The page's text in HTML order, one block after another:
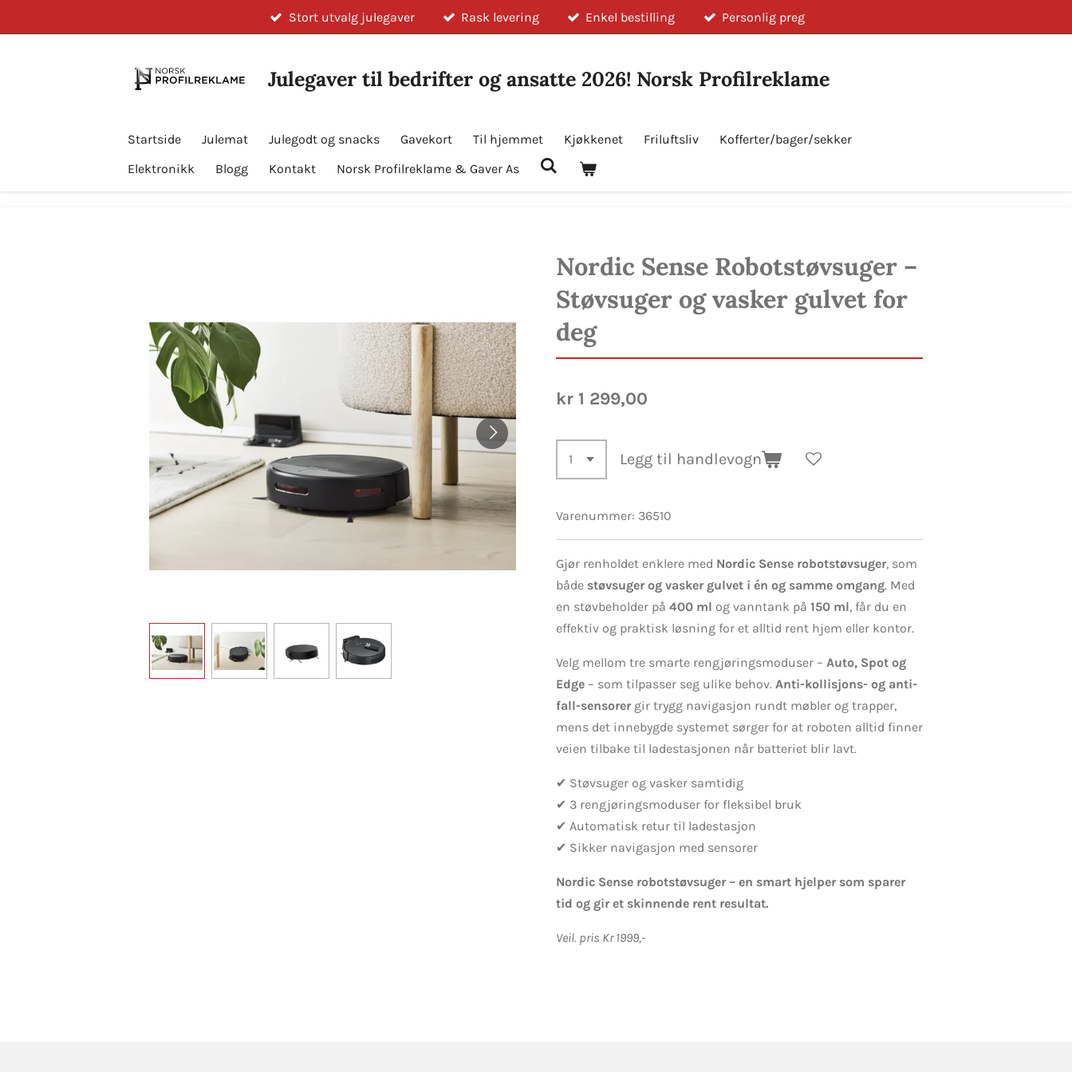
Stort utvalg julegaver Rask levering Enkel bestilling Personlig preg
Julegaver til bedrifter og ansatte 2026! Norsk Profilreklame
Startside Julemat Julegodt og snacks Gavekort Til hjemmet Kjøkkenet Friluftsliv
Kofferter/bager/sekker
Elektronikk
Blogg Kontakt Norsk Profilreklame & Gaver As
Nordic Sense Robotstøvsuger –
Støvsuger og vasker gulvet for
deg
kr 1 299,00
Legg til handlevogn
Varenummer: 36510
Gjør renholdet enklere med Nordic Sense robotstøvsuger, som
både støvsuger og vasker gulvet i én og samme omgang. Med
en støvbeholder på 400 ml og vanntank på 150 ml, får du en
effektiv og praktisk løsning for et alltid rent hjem eller kontor.
Velg mellom tre smarte rengjøringsmoduser – Auto, Spot og
Edge – som tilpasser seg ulike behov. Anti-kollisjons- og anti-
fall-sensorer gir trygg navigasjon rundt møbler og trapper,
mens det innebygde systemet sørger for at roboten alltid finner
veien tilbake til ladestasjonen når batteriet blir lavt.
✔ Støvsuger og vasker samtidig
✔ 3 rengjøringsmoduser for fleksibel bruk
✔ Automatisk retur til ladestasjon
✔ Sikker navigasjon med sensorer
Nordic Sense robotstøvsuger – en smart hjelper som sparer
tid og gir et skinnende rent resultat.
Veil. pris Kr 1999,-